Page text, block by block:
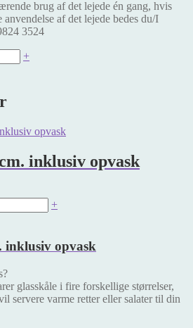
brug af det lejede én gang, hvis
af det lejede bedes du/I
3524
+
inklusiv opvask
+
inklusiv opvask
glasskåle i fire forskellige størrelser,
servere varme retter eller salater til din